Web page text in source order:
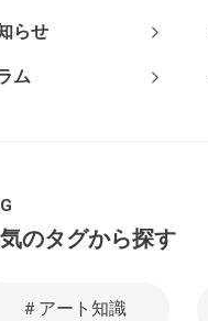
らせ
ム
のタグから探す
＃アート知識